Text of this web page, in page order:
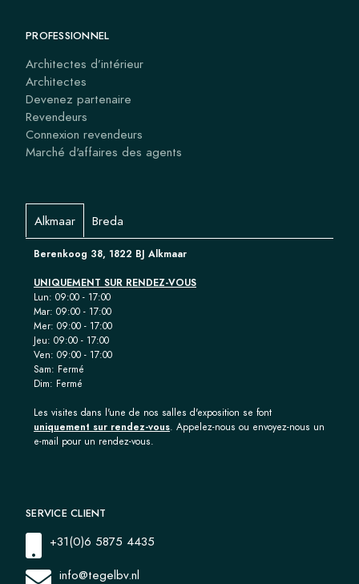
PROFESSIONNEL
Architectes d’intérieur
Architectes
Devenez partenaire
Revendeurs
Connexion revendeurs
Marché d'affaires des agents
Alkmaar Breda
Berenkoog 38, 1822 BJ Alkmaar
UNIQUEMENT SUR RENDEZ-VOUS
Lun: 09:00 - 17:00
Mar: 09:00 - 17:00
Mer: 09:00 - 17:00
Jeu: 09:00 - 17:00
Ven: 09:00 - 17:00
Sam: Fermé
Dim: Fermé
Les visites dans l'une de nos salles d'exposition se font
uniquement sur rendez-vous. Appelez-nous ou envoyez-nous un
e-mail pour un rendez-vous.
SERVICE CLIENT
+31(0)6 5875 4435
info@tegelbv.nl